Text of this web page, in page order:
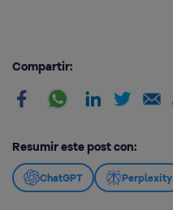
Compartir:
Resumir este post con:
ChatGPT Perplexity